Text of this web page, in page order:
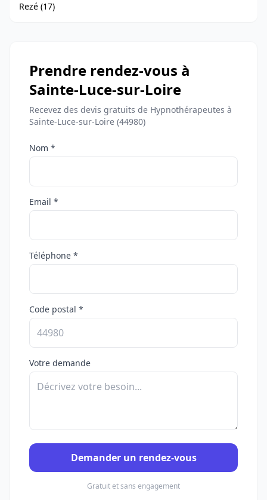
Rezé (17)
Prendre rendez-vous à
Sainte-Luce-sur-Loire
Recevez des devis gratuits de Hypnothérapeutes à
Sainte-Luce-sur-Loire (44980)
Nom *
Email *
Téléphone *
Code postal *
Votre demande
Demander un rendez-vous
Gratuit et sans engagement